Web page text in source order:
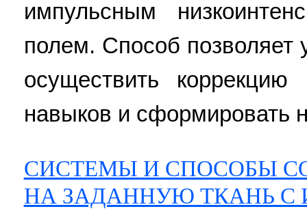
импульсным
полем. Способ
осуществить
навыков и сформировать
СИСТЕМЫ И СПОСОБЫ
НА ЗАДАННУЮ ТКАНЬ С